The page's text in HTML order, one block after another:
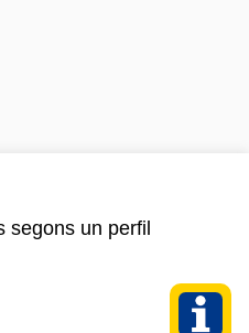
un perfil